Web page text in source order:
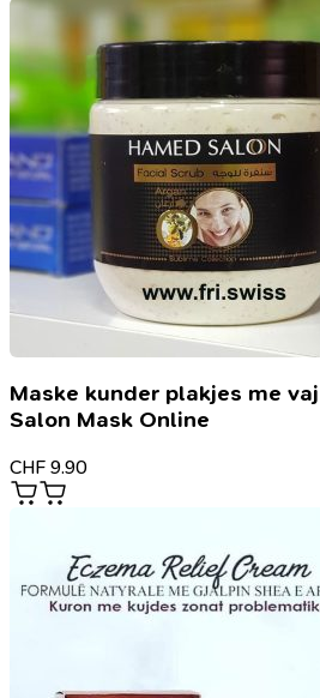
Maske kunder plakjes me
Salon Mask Online
CHF 9.90